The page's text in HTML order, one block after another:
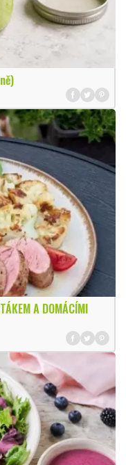
A DOMÁCÍMI